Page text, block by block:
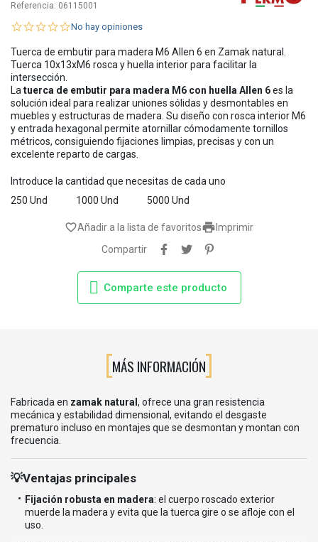
Referencia: 06115001
No hay opiniones
Tuerca de embutir para madera M6 Allen 6 en Zamak natural.
Tuerca 10x13xM6 rosca y huella interior para facilitar la
intersección.
La tuerca de embutir para madera M6 con huella Allen 6es la
solución ideal para realizar uniones sólidas y desmontables en
muebles y estructuras de madera. Su diseño con rosca interior M6
y entrada hexagonal permite atornillar cómodamente tornillos
métricos, consiguiendo fijaciones limpias, precisas y con un
excelente reparto de cargas.
Introduce la cantidad que necesitas de cada uno
250 Und
1000 Und 5000 Und
 Imprimir
favorite_borderAñadir a la lista de favoritos
Compartir
Comparte este producto
MÁS INFORMACIÓN
Fabricada en zamak natural , ofrece una gran resistencia
mecánica y estabilidad dimensional, evitando el desgaste
prematuro incluso en montajes que se desmontan y montan con
frecuencia.
💡Ventajas principales
Fijación robusta en madera: el cuerpo roscado exterior
muerde la madera y evita que la tuerca gire o se afloje con el
uso.